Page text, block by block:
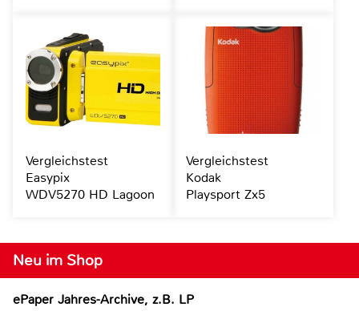
Neu im Shop
ePaper Jahres-Archive, z.B. LP
Vergleichstest
Easypix
WDV5270 HD Lagoon
Vergleichstest
Kodak
Playsport Zx5